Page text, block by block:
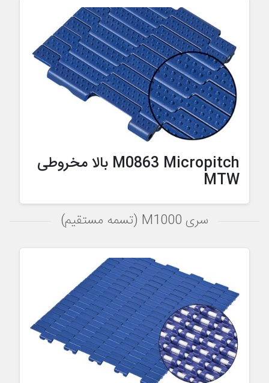
M0863 Micropitch بالا مخروطی
MTW
سری M1000 (تسمه مستقیم)